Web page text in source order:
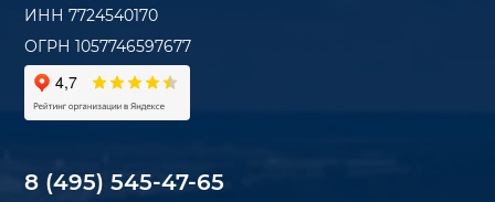
ИНН 7724540170
ОГРН 1057746597677
8 (495) 545-47-65